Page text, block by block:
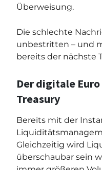
Überweisung.
Die schlechte
unbestritten – und
bereits der nächste
Der digitale
Treasury
Bereits mit der
Gleichzeitig wird
überschaubar sein